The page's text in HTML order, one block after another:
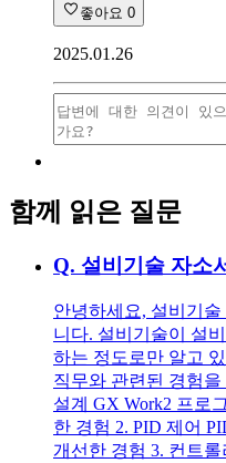
좋아요 0
2025.01.26
함께 읽은 질문
Q. 설비기술 자소
안녕하세요, 설비기
니다. 설비기술이 설
하는 정도로만 알고
직무와 관련된 경험
설계 GX Work2 프로
한 경험 2. PID 제어
개선한 경험 3. 컨트